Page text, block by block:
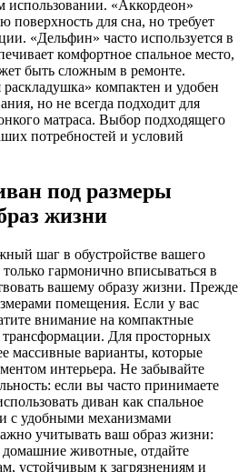
использовании. «Аккордеон»
поверхность для сна, но требует
«Дельфин» часто используется в
комфортное спальное место,
быть сложным в ремонте.
компактен и удобен
но не всегда подходит для
матраса. Выбор подходящего
потребностей и условий
под размеры
жизни
шаг в обустройстве вашего
гармонично вписываться в
вашему образу жизни. Прежде
помещения. Если у вас
внимание на компактные
Для просторных
массивные варианты, которые
интерьера. Не забывайте
если вы часто принимаете
диван как спальное
с удобными механизмами
учитывать ваш образ жизни:
домашние животные, отдайте
устойчивым к загрязнениям и